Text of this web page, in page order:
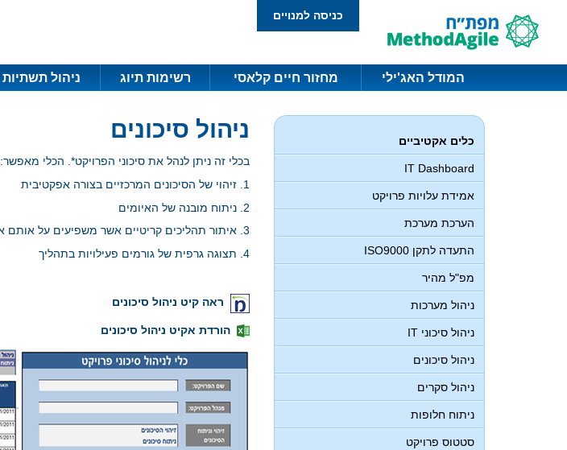
כניסה למנויים
המודל האג'ילי מחזור חיים קלאסי רשימות תיוג ניהול תשתיות
כלים אקטיביים
IT Dashboard
אמידת עלויות פרויקט
הערכת מערכת
התעדה לתקן ISO9000
מפ"ל מהיר
ניהול מערכות
ניהול סיכוני IT
ניהול סיכונים
ניהול סקרים
ניתוח חלופות
סטטוס פרויקט
ניהול סיכונים
בכלי זה ניתן לנהל את סיכוני הפרויקט*. הכלי מאפשר:
1. זיהוי של הסיכונים המרכזיים בצורה אפקטיבית
2. ניתוח מובנה של האיומים
3. איתור תהליכים קריטיים אשר משפיעים על אותם איומים.
4. תצוגה גרפית של גורמים פעילויות בתהליך
ראה קיט ניהול סיכונים
הורדת אקיט ניהול סיכונים